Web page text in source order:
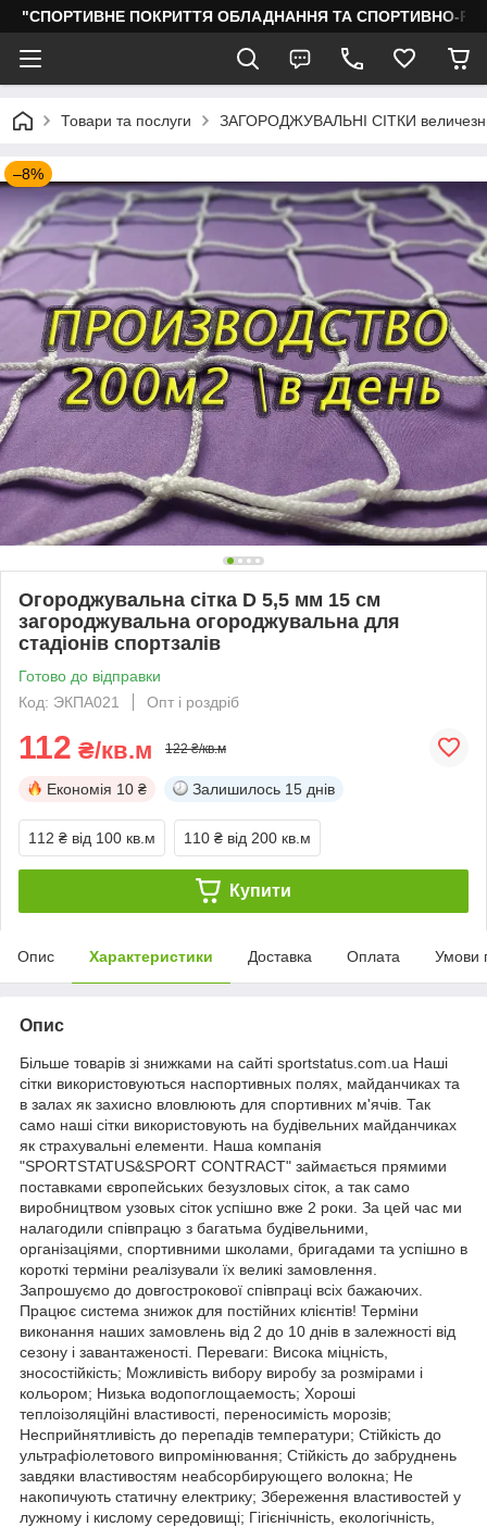
"СПОРТИВНЕ ПОКРИТТЯ ОБЛАДНАННЯ ТА СПОРТИВНО-
Товари та послуги ЗАГОРОДЖУВАЛЬНІ СІТКИ
–8%
Огороджувальна сітка D 5,5 мм 15 см
загороджувальна огороджувальна для
стадіонів спортзалів
Готово до відправки
Код: ЭКПА021
Опт і роздріб
112 ₴/кв.м 122 ₴/кв.м
Економія 10 ₴ Залишилось 15 днів
112 ₴ від 100 кв.м 110 ₴ від 200 кв.м
Купити
Опис Характеристики Доставка Оплата Умови
Опис
Більше товарів зі знижками на сайті sportstatus.com.ua Наші
сітки використовуються наспортивных полях, майданчиках та
в залах як захисно вловлюють для спортивних м'ячів. Так
само наші сітки використовують на будівельних майданчиках
як страхувальні елементи. Наша компанія
"SPORTSTATUS&SPORT CONTRACT" займається прямими
поставками європейських безузловых сіток, а так само
виробництвом узовых сіток успішно вже 2 роки. За цей час ми
налагодили співпрацю з багатьма будівельними,
організаціями, спортивними школами, бригадами та успішно в
короткі терміни реалізували їх великі замовлення.
Запрошуємо до довгострокової співпраці всіх бажаючих.
Працює система знижок для постійних клієнтів! Терміни
виконання наших замовлень від 2 до 10 днів в залежності від
сезону і завантаженості. Переваги: Висока міцність,
зносостійкість; Можливість вибору виробу за розмірами і
кольором; Низька водопоглощаемость; Хороші
теплоізоляційні властивості, переносимість морозів;
Несприйнятливість до перепадів температури; Стійкість до
ультрафіолетового випромінювання; Стійкість до забруднень
завдяки властивостям неабсорбирующего волокна; Не
накопичують статичну електрику; Збереження властивостей у
лужному і кислому середовищі; Гігієнічність, екологічність,